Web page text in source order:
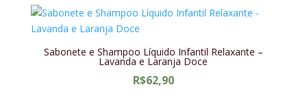
Sabonete e Shampoo Líquido Infantil Relaxante –
Lavanda e Laranja Doce
R$62,90